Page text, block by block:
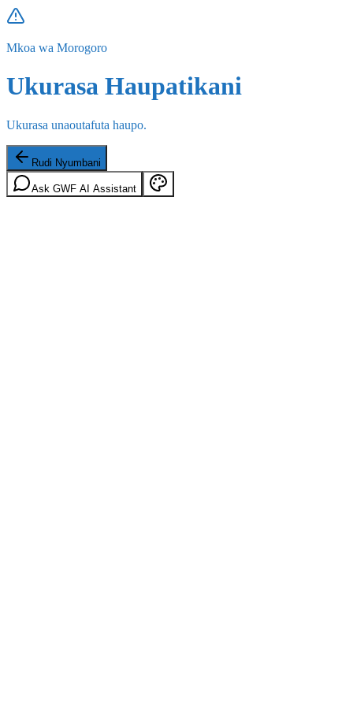
Mkoa wa Morogoro
Ukurasa Haupatikani
Ukurasa unaoutafuta haupo.
Rudi Nyumbani
Ask GWF AI Assistant